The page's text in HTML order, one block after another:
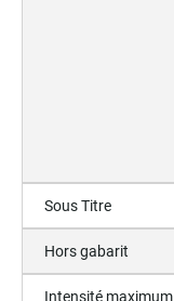
Sous Titre
Hors gabarit
Intensité maximum